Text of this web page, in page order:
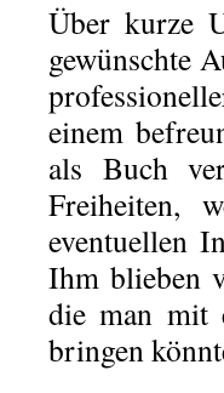
Über kurze
gewünschte
einem
als Buch
Freiheiten,
eventuellen
Ihm blieben
die man mit
bringen